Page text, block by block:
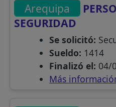
Arequipa
SEGURIDAD
Se solicitó:
Sueldo: 1414
Finalizó el: 04/
Más